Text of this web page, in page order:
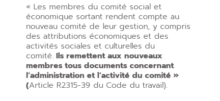
« Les membres du comité social et
économique sortant rendent compte au
nouveau comité de leur gestion, y compris
des attributions économiques et des
activités sociales et culturelles du
comité. Ils remettent aux nouveaux
membres tous documents concernant
l’administration et l’activité du comité »
(Article R2315-39 du Code du travail).